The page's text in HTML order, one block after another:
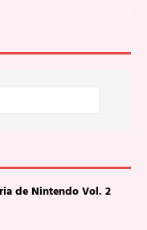
de Nintendo Vol. 2